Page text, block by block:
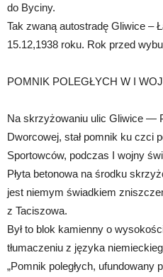
do Byciny.
Tak zwaną autostradę Gliwice –
15.12,1938 roku. Rok przed
POMNIK POLEGŁYCH W I
Na skrzyżowaniu ulic Gliwice —
Dworcowej, stał pomnik ku czci
Sportowców, podczas I wojny
Płyta betonowa na środku
jest niemym świadkiem
z Taciszowa.
Był to blok kamienny o
tłumaczeniu z języka
„Pomnik poległych,